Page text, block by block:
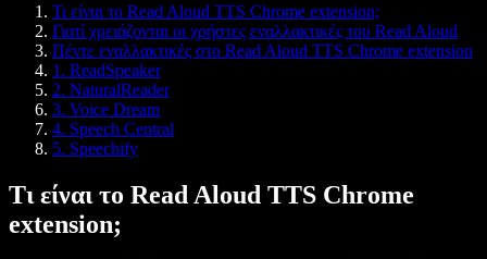
Τι είναι το Read Aloud TTS Chrome extension;
Γιατί χρειάζονται οι χρήστες εναλλακτικές του Read Aloud
Πέντε εναλλακτικές στο Read Aloud TTS Chrome extension
1. ReadSpeaker
2. NaturalReader
3. Voice Dream
4. Speech Central
5. Speechify
Τι είναι το Read Aloud TTS Chrome
extension;